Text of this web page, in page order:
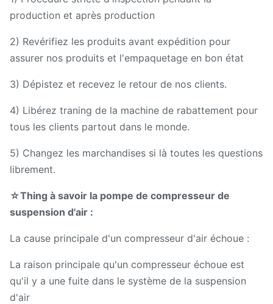
production et après production
2) Revérifiez les produits avant expédition pour
assurer nos produits et l'empaquetage en bon état
3) Dépistez et recevez le retour de nos clients.
4) Libérez traning de la machine de rabattement pour
tous les clients partout dans le monde.
5) Changez les marchandises si là toutes les questions
librement.
☆Thing à savoir la pompe de compresseur de
suspension d'air :
La cause principale d'un compresseur d'air échoue :
La raison principale qu'un compresseur échoue est
qu'il y a une fuite dans le système de la suspension
d'air